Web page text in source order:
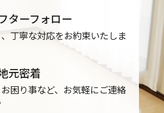
ターフォロー
丁寧な対応をお約束いたしま
元密着
困り事など、お気軽にご連絡